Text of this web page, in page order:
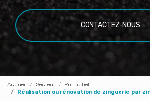
CONTACTEZ-NOUS
Accueil Secteur
Pornichet
Réalisation ou rénovation de zinguerie par